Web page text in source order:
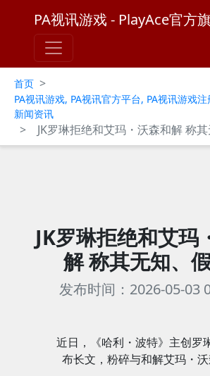
PA视讯游戏 - PlayAce官方
首页 >
PA视讯游戏, PA视讯官方平台, PA视讯游戏
新闻资讯
> JK罗琳拒绝和艾玛・沃森和解 称
JK罗琳拒绝和艾玛
解 称其无知、
发布时间：2026-05-03
近日，《哈利・波特》主创罗
布长文，粉碎与和解艾玛・沃